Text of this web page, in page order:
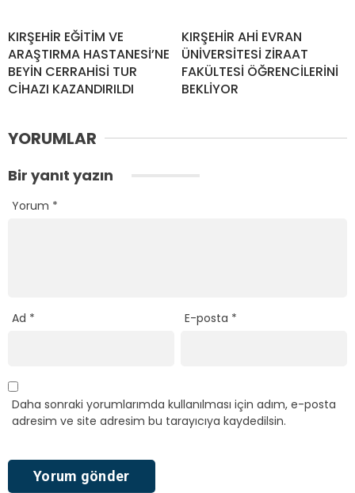
KIRŞEHİR EĞİTİM VE
ARAŞTIRMA HASTANESİ’NE
BEYİN CERRAHİSİ TUR
CİHAZI KAZANDIRILDI
KIRŞEHİR AHİ EVRAN
ÜNİVERSİTESİ ZİRAAT
FAKÜLTESİ ÖĞRENCİLERİNİ
BEKLİYOR
YORUMLAR
Bir yanıt yazın
Yorum *
Ad * E-posta *
Daha sonraki yorumlarımda kullanılması için adım, e-posta
adresim ve site adresim bu tarayıcıya kaydedilsin.